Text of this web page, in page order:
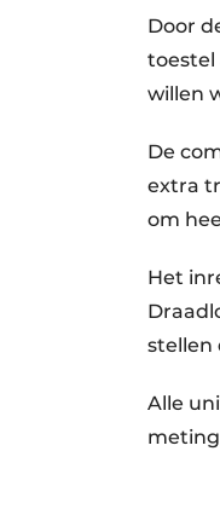
Door
toestel
willen
De
extra
om
Het
stellen
Alle